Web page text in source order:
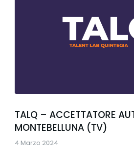
TALQ – ACCETTATORE
MONTEBELLUNA (TV)
4 Marzo 2024